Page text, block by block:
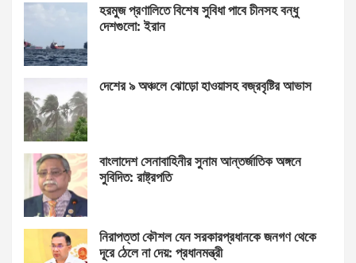
হরমুজ প্রণালিতে বিশেষ সুবিধা পাবে চীনসহ বন্ধু
দেশগুলো: ইরান
দেশের ৯ অঞ্চলে ঝোড়ো হাওয়াসহ বজ্রবৃষ্টির আভাস
বাংলাদেশ সেনাবাহিনীর সুনাম আন্তর্জাতিক অঙ্গনে
সুবিদিত: রাষ্ট্রপতি
নিরাপত্তা কৌশল যেন সরকারপ্রধানকে জনগণ থেকে
দূরে ঠেলে না দেয়: প্রধানমন্ত্রী